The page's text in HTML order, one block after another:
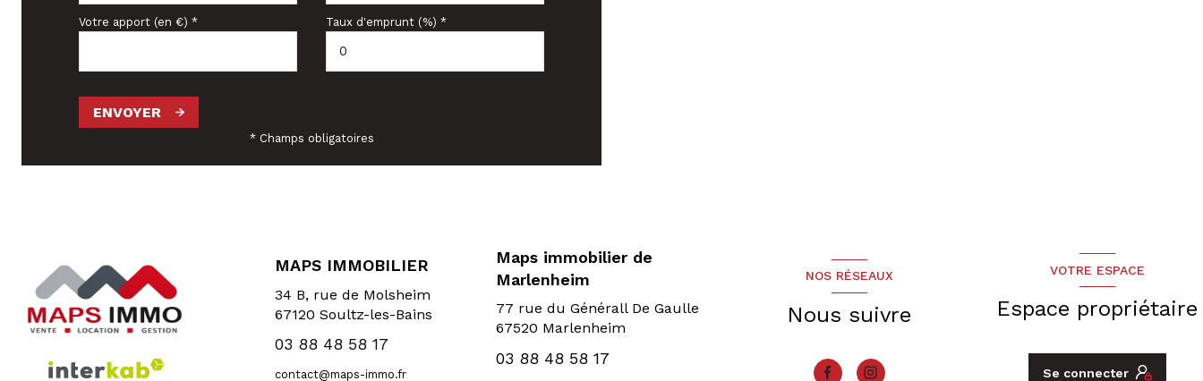
Votre apport (en €) * Taux d'emprunt (%) *
ENVOYER
* Champs obligatoires
MAPS IMMOBILIER
34 B, rue de Molsheim
67120Soultz-les-Bains
03 88 48 58 17
contact@maps-immo.fr
Maps immobilier de
Marlenheim
77 rue du Générall De Gaulle
67520 Marlenheim
03 88 48 58 17
NOS RÉSEAUX
Nous suivre
VOTRE ESPACE
Espace propriétaire
Se connecter